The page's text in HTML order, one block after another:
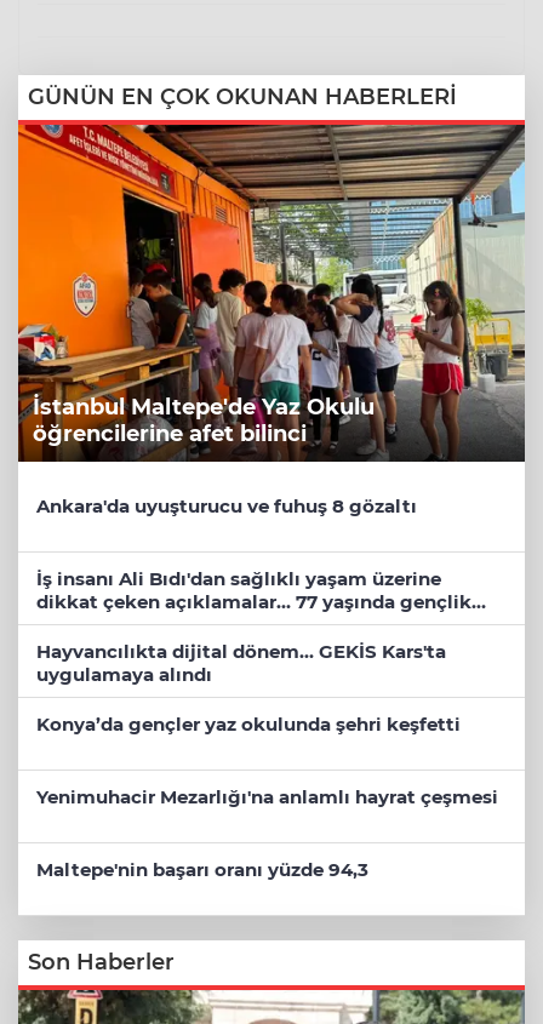
GÜNÜN EN ÇOK OKUNAN HABERLERİ
İstanbul Maltepe'de Yaz Okulu
öğrencilerine afet bilinci
Ankara'da uyuşturucu ve fuhuş 8 gözaltı
İş insanı Ali Bıdı'dan sağlıklı yaşam üzerine
dikkat çeken açıklamalar... 77 yaşında gençlik
mucizesi
Hayvancılıkta dijital dönem... GEKİS Kars'ta
uygulamaya alındı
Konya’da gençler yaz okulunda şehri keşfetti
Yenimuhacir Mezarlığı'na anlamlı hayrat çeşmesi
Maltepe'nin başarı oranı yüzde 94,3
Son Haberler